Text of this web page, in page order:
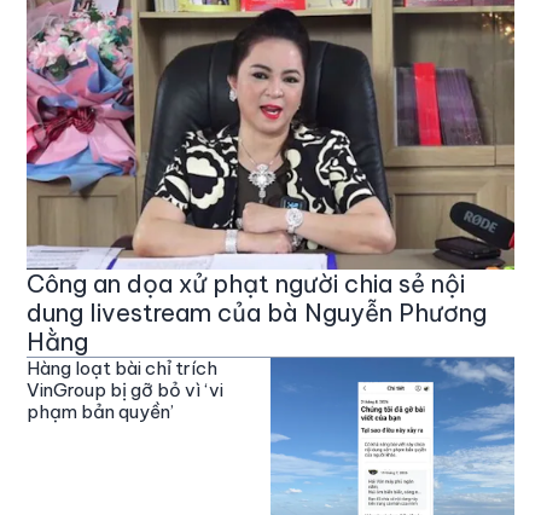
Công an dọa xử phạt người chia sẻ nội
dung livestream của bà Nguyễn Phương
Hằng
Hàng loạt bài chỉ trích
VinGroup bị gỡ bỏ vì ‘vi
phạm bản quyền’